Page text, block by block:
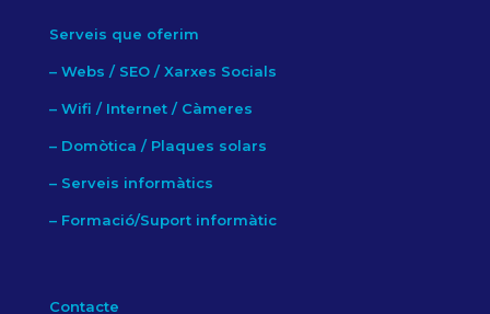
Serveis que oferim
– Webs / SEO / Xarxes Socials
– Wifi / Internet / Càmeres
– Domòtica / Plaques solars
– Serveis informàtics
– Formació/Suport informàtic
Contacte